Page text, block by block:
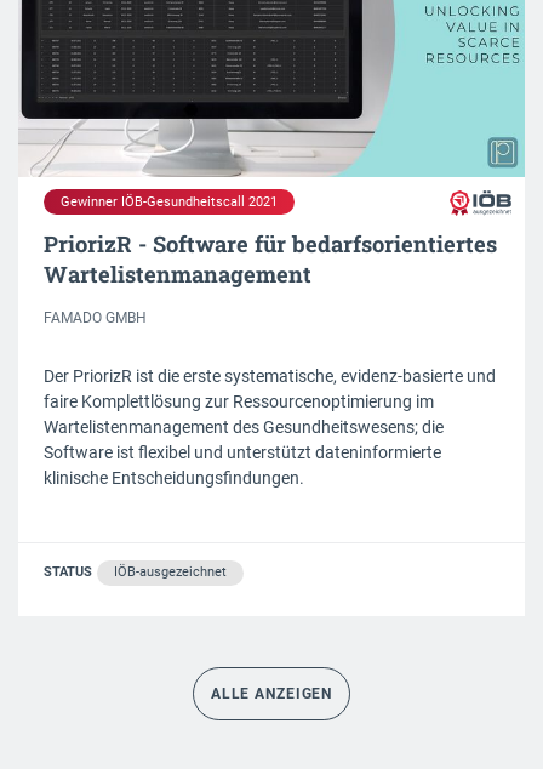
Gewinner IÖB-Gesundheitscall 2021
PriorizR - Software für bedarfsorientiertes
Wartelistenmanagement
FAMADO GMBH
Der PriorizR ist die erste systematische, evidenz-basierte und
faire Komplettlösung zur Ressourcenoptimierung im
Wartelistenmanagement des Gesundheitswesens; die
Software ist flexibel und unterstützt dateninformierte
klinische Entscheidungsfindungen.
STATUS IÖB-ausgezeichnet
ALLE ANZEIGEN